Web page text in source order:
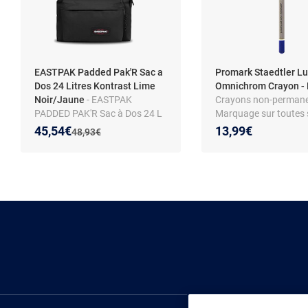
EASTPAK Padded Pak'R Sac a
Dos 24 Litres Kontrast Lime
Noir/Jaune - EASTPAK
PADDED PAK'R Sac à Dos 24 L
Noir
Ancien prix :
48,93€
Nouveau prix :
45,54€
Réduction de :
Promark Staedtler
Omnichrom Crayon -
Crayons non-
Marquage sur toutes
- Boîte de 12 crayons
13,99€